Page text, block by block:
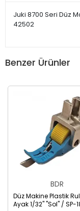
Juki 8700 Seri Düz
42502
Benzer Ürünler
BDR
Düz Makine Plastik
Ayak 1/32" "Sol" / SP-